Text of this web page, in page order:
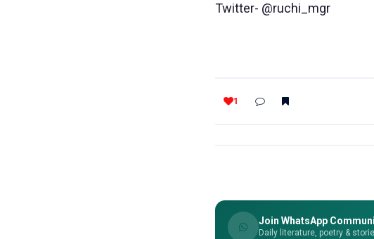
Twitter- @ruchi_mgr
1
Join WhatsApp
Daily literature, poetry &